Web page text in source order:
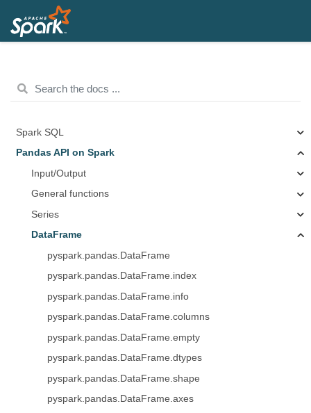
Spark SQL
Pandas API on Spark
Input/Output
General functions
Series
DataFrame
pyspark.pandas.DataFrame
pyspark.pandas.DataFrame.index
pyspark.pandas.DataFrame.info
pyspark.pandas.DataFrame.columns
pyspark.pandas.DataFrame.empty
pyspark.pandas.DataFrame.dtypes
pyspark.pandas.DataFrame.shape
pyspark.pandas.DataFrame.axes